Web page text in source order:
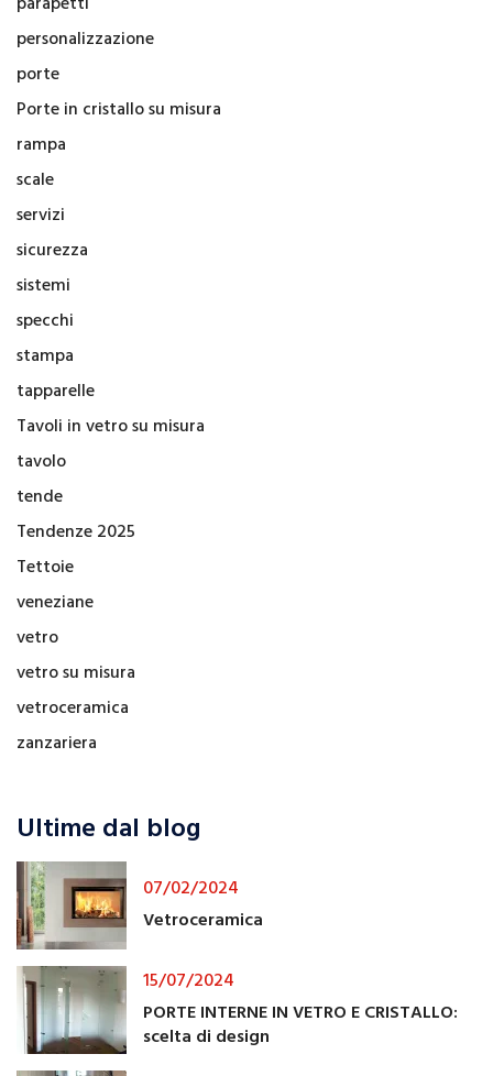
personalizzazione
porte
Porte in cristallo su misura
rampa
scale
servizi
sicurezza
sistemi
specchi
stampa
tapparelle
Tavoli in vetro su misura
tavolo
tende
Tendenze 2025
Tettoie
veneziane
vetro
vetro su misura
vetroceramica
zanzariera
Ultime dal blog
07/02/2024
Vetroceramica
15/07/2024
PORTE INTERNE IN VETRO E CRISTALLO:
scelta di design